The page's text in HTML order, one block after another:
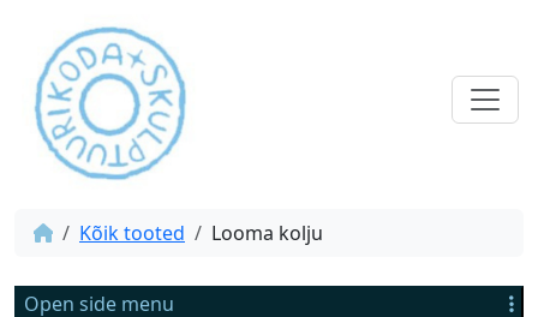
Kõik tooted Looma kolju
Open side menu